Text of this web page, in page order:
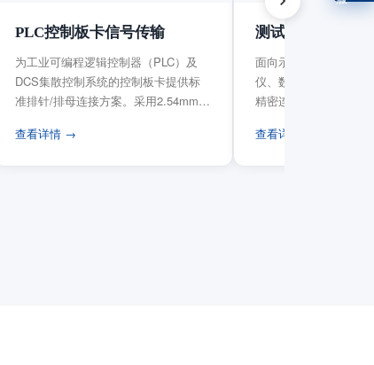
PLC控制板卡信号传输
为工业可编程逻辑控制器（PLC）及
DCS集散控制系统的控制板卡提供标
准排针/排母连接方案。采用2.54mm标
查看详情 →
测试与测量设备
面向示波器、信号发
仪、数据采集卡等电
精密连接需求，提供
查看详情 →